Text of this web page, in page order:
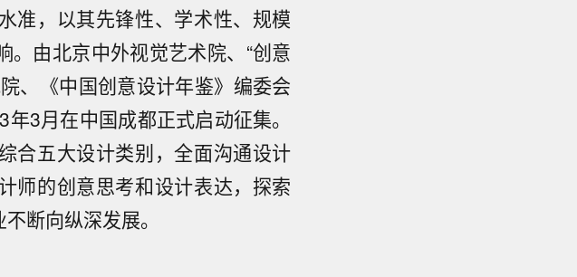
准，以其先锋性、学术性、规模
由北京中外视觉艺术院、“创意
、《中国创意设计年鉴》编委会
3月在中国成都正式启动征集。
合五大设计类别，全面沟通设计
师的创意思考和设计表达，探索
断向纵深发展。